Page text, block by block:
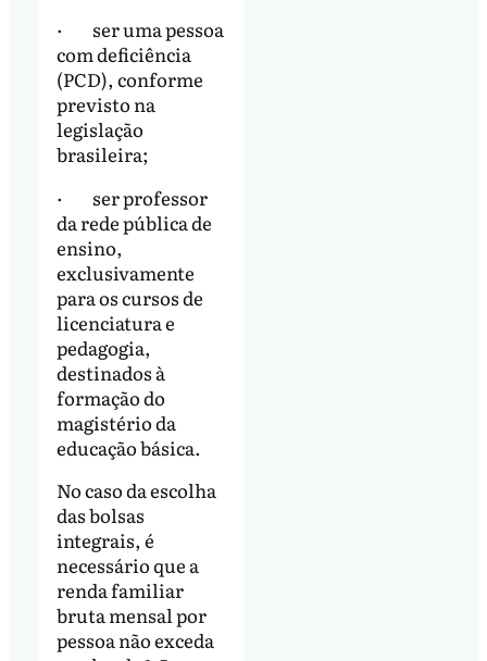
· ser uma pessoa
com deficiência
(PCD), conforme
previsto na
legislação
brasileira;
· ser professor
da rede pública de
ensino,
exclusivamente
para os cursos de
licenciatura e
pedagogia,
destinados à
formação do
magistério da
educação básica.
No caso da escolha
das bolsas
integrais, é
necessário que a
renda familiar
bruta mensal por
pessoa não exceda